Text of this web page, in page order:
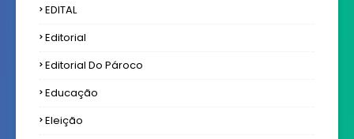
EDITAL
Editorial
Editorial Do Pároco
Educação
Eleição